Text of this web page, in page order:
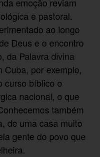
e pastoral.
ao longo
Deus e o encontro
da Palavra divina
Cuba, por exemplo,
curso bíblico o
nacional, o que
também
de uma casa muito
gente do povo que